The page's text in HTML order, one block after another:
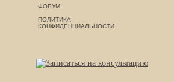
ФОРУМ
ПОЛИТИКА
КОНФИДЕНЦИАЛЬНОСТИ